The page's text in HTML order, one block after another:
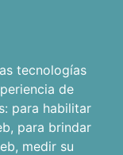
tecnologías
de
para habilitar
, para brindar
, medir su